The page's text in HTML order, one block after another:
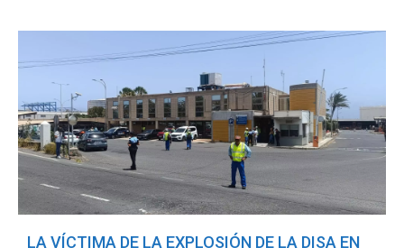
LA VÍCTIMA DE LA EXPLOSIÓN DE LA DISA EN